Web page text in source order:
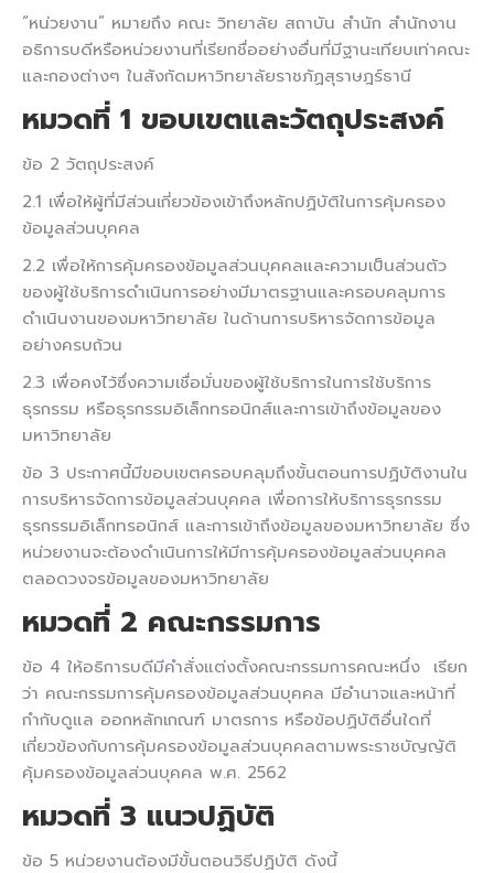
“หน่วยงาน” หมายถึง คณะ วิทยาลัย สถาบัน สำนัก สำนักงาน
อธิการบดีหรือหน่วยงานที่เรียกชื่ออย่างอื่นที่มีฐานะเทียบเท่าคณะ
และกองต่างๆ ในสังกัดมหาวิทยาลัยราชภัฏสุราษฎร์ธานี
หมวดที่ 1 ขอบเขตและวัตถุประสงค์
ข้อ 2 วัตถุประสงค์
2.1 เพื่อให้ผู้ที่มีส่วนเกี่ยวข้องเข้าถึงหลักปฏิบัติในการคุ้มครอง
ข้อมูลส่วนบุคคล
2.2 เพื่อให้การคุ้มครองข้อมูลส่วนบุคคลและความเป็นส่วนตัว
ของผู้ใช้บริการดำเนินการอย่างมีมาตรฐานและครอบคลุมการ
ดำเนินงานของมหาวิทยาลัย ในด้านการบริหารจัดการข้อมูล
อย่างครบถ้วน
2.3 เพื่อคงไว้ซึ่งความเชื่อมั่นของผู้ใช้บริการในการใช้บริการ
ธุรกรรม หรือธุรกรรมอิเล็กทรอนิกส์และการเข้าถึงข้อมูลของ
มหาวิทยาลัย
ข้อ 3 ประกาศนี้มีขอบเขตครอบคลุมถึงขั้นตอนการปฏิบัติงานใน
การบริหารจัดการข้อมูลส่วนบุคคล เพื่อการให้บริการธุรกรรม
ธุรกรรมอิเล็กทรอนิกส์ และการเข้าถึงข้อมูลของมหาวิทยาลัย ซึ่ง
หน่วยงานจะต้องดำเนินการให้มีการคุ้มครองข้อมูลส่วนบุคคล
ตลอดวงจรข้อมูลของมหาวิทยาลัย
หมวดที่ 2 คณะกรรมการ
ข้อ 4 ให้อธิการบดีมีคำสั่งแต่งตั้งคณะกรรมการคณะหนึ่ง เรียก
ว่า คณะกรรมการคุ้มครองข้อมูลส่วนบุคคล มีอำนาจและหน้าที่
กำกับดูแล ออกหลักเกณฑ์ มาตรการ หรือข้อปฏิบัติอื่นใดที่
เกี่ยวข้องกับการคุ้มครองข้อมูลส่วนบุคคลตามพระราชบัญญัติ
คุ้มครองข้อมูลส่วนบุคคล พ.ศ. 2562
หมวดที่ 3 แนวปฏิบัติ
ข้อ 5 หน่วยงานต้องมีขั้นตอนวิธีปฏิบัติ ดังนี้